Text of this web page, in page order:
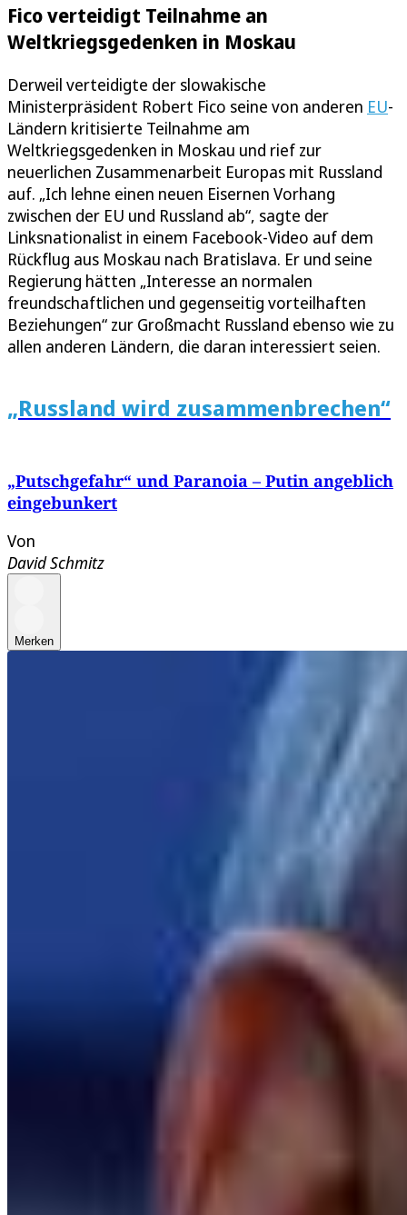
Fico verteidigt Teilnahme an
Weltkriegsgedenken in Moskau
Derweil verteidigte der slowakische
Ministerpräsident Robert Fico seine von anderen EU-
Ländern kritisierte Teilnahme am
Weltkriegsgedenken in Moskau und rief zur
neuerlichen Zusammenarbeit Europas mit Russland
auf. „Ich lehne einen neuen Eisernen Vorhang
zwischen der EU und Russland ab“, sagte der
Linksnationalist in einem Facebook-Video auf dem
Rückflug aus Moskau nach Bratislava. Er und seine
Regierung hätten „Interesse an normalen
freundschaftlichen und gegenseitig vorteilhaften
Beziehungen“ zur Großmacht Russland ebenso wie zu
allen anderen Ländern, die daran interessiert seien.
„Russland wird zusammenbrechen“
„Putschgefahr“ und Paranoia – Putin angeblich
eingebunkert
Von
David Schmitz
Merken